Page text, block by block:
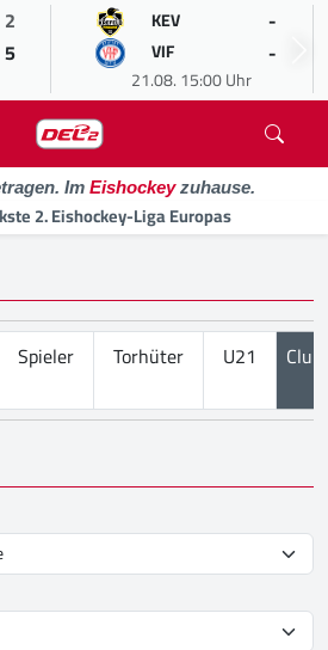
2
5
KEV -
VIF -
21.08. 15:00 Uhr
Im Eishockeyzuhause.
2. Eishockey-Liga Europas
Spieler Torhüter U21